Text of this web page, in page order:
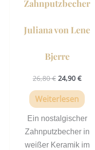
Zahnputzbecher
Juliana von Lene
Bjerre
26,80€ 24,90 €
Weiterlesen
Ein nostalgischer
Zahnputzbecher in
weißer Keramik im